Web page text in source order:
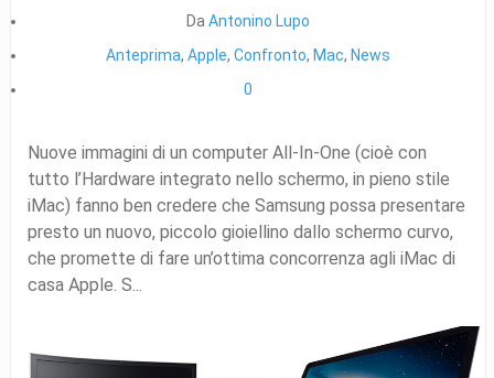
Da Antonino Lupo
Anteprima, Apple, Confronto, Mac, News
0
Nuove immagini di un computer All-In-One (cioè con
tutto l’Hardware integrato nello schermo, in pieno stile
iMac) fanno ben credere che Samsung possa presentare
presto un nuovo, piccolo gioiellino dallo schermo curvo,
che promette di fare un’ottima concorrenza agli iMac di
casa Apple. S...